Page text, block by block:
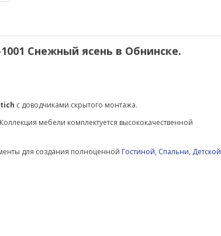
Снежный ясень в Обнинске.
с доводчиками скрытого монтажа.
мебели комплектуется высококачественной
для создания полноценной Гостиной, Спальни, Детской